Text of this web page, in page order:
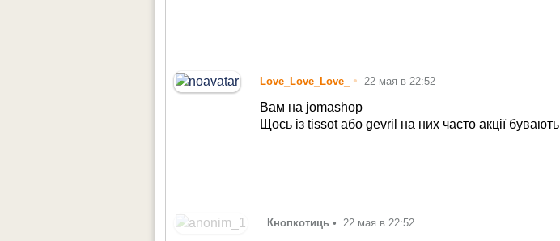
Love_Love_Love_ • 22 мая в 22:52
Вам на jomashop
Щось із tissot або gevril на них часто акції бувають
Кнопкотиць • 22 мая в 22:52